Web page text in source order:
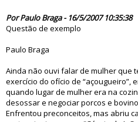
Por Paulo Braga - 16/5/2007 10:35:38
Questão de exemplo
Paulo Braga
Ainda não ouvi falar de mulher que
exercício do ofício de “açougueiro”,
quando lugar de mulher era na
desossar e negociar porcos e
Enfrentou preconceitos, mas abriu